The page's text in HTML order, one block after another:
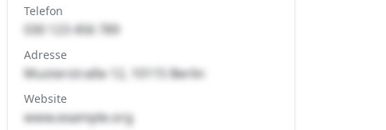
Telefon
030 123 456 789
Adresse
Musterstraße 12, 10115 Berlin
Website
www.example.org